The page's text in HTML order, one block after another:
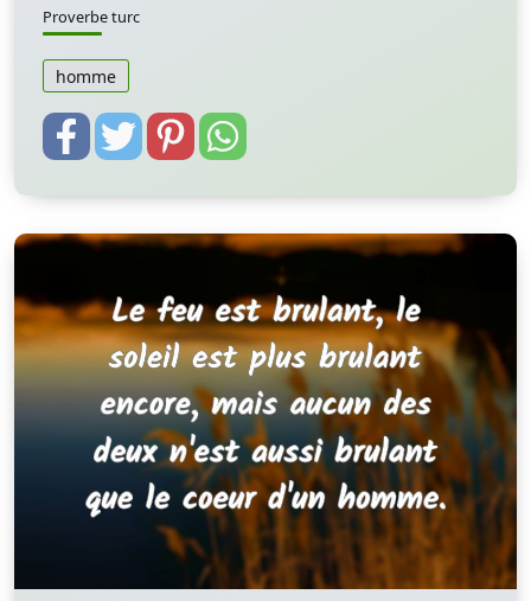
Proverbe turc
homme